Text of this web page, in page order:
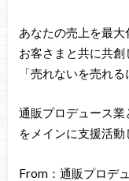
あなたの売上を最大
お客さまと共に共創
「売れないを売れ
通販プロデュース
をメインに支援活動
From：通販プロデ